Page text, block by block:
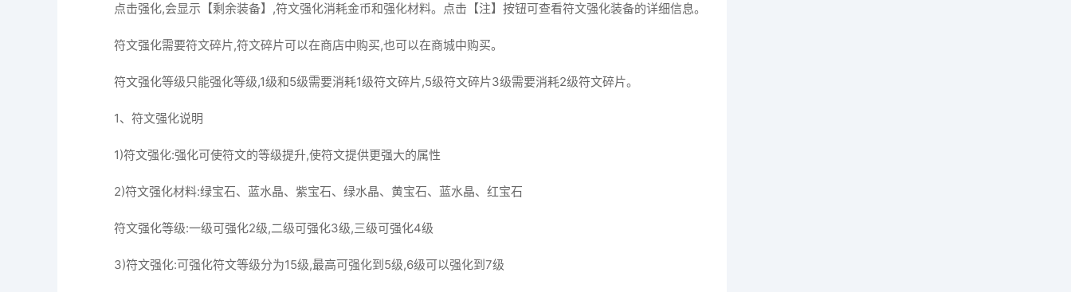
点击强化,会显示【剩余装备】,符文强化消耗金币和强化材料。点击【注】按钮可查看符文强化装备的详细信息。
符文强化需要符文碎片,符文碎片可以在商店中购买,也可以在商城中购买。
符文强化等级只能强化等级,1级和5级需要消耗1级符文碎片,5级符文碎片3级需要消耗2级符文碎片。
1、符文强化说明
1)符文强化:强化可使符文的等级提升,使符文提供更强大的属性
2)符文强化材料:绿宝石、蓝水晶、紫宝石、绿水晶、黄宝石、蓝水晶、红宝石
符文强化等级:一级可强化2级,二级可强化3级,三级可强化4级
3)符文强化:可强化符文等级分为15级,最高可强化到5级,6级可以强化到7级